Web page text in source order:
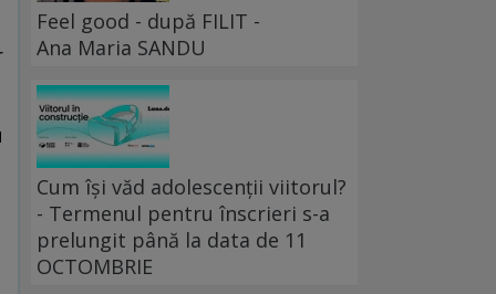
Feel good - după FILIT -
Ana Maria SANDU
Cum își văd adolescenții viitorul?
- Termenul pentru înscrieri s-a
prelungit până la data de 11
OCTOMBRIE